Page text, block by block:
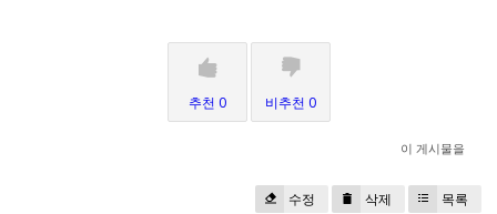
추천 0 비추천 0
이 게시물을
수정 삭제 목록